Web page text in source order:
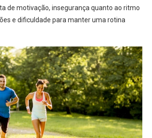
de motivação, insegurança quanto ao ritmo
e dificuldade para manter uma rotina